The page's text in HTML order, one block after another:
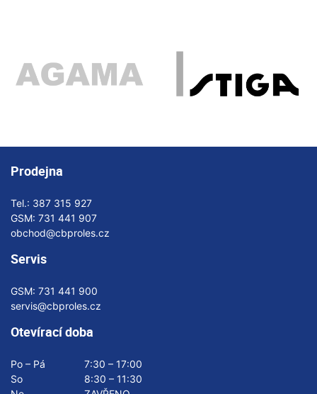
Prodejna
Tel.: 387 315 927
GSM: 731 441 907
obchod@cbproles.cz
Servis
GSM: 731 441 900
servis@cbproles.cz
Otevírací doba
Po – Pá
7:30 – 17:00
So
8:30 – 11:30